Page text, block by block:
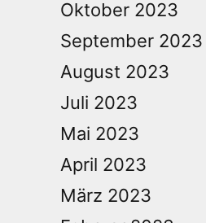
Oktober 2023
September 2023
August 2023
Juli 2023
Mai 2023
April 2023
März 2023